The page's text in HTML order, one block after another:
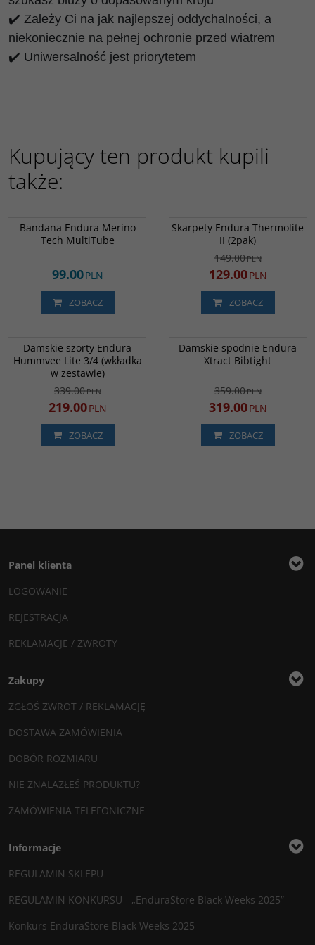
✔️ Zależy Ci na jak najlepszej oddychalności, a
niekoniecznie na pełnej ochronie przed wiatrem
✔️ Uniwersalność jest priorytetem
Kupujący ten produkt kupili
także:
Bandana Endura Merino
Tech MultiTube
99.00PLN
ZOBACZ
PROMOCJA
Skarpety Endura Thermolite
II (2pak)
149.00PLN
129.00PLN
ZOBACZ
PROMOCJA
Damskie szorty Endura
Hummvee Lite 3/4 (wkładka
w zestawie)
339.00PLN
219.00PLN
ZOBACZ
PROMOCJA
Damskie spodnie Endura
Xtract Bibtight
359.00PLN
319.00PLN
ZOBACZ
Panel klienta
LOGOWANIE
REJESTRACJA
REKLAMACJE / ZWROTY
Zakupy
ZGŁOŚ ZWROT / REKLAMACJĘ
DOSTAWA ZAMÓWIENIA
DOBÓR ROZMIARU
NIE ZNALAZŁEŚ PRODUKTU?
ZAMÓWIENIA TELEFONICZNE
Informacje
REGULAMIN SKLEPU
REGULAMIN KONKURSU - „EnduraStore Black Weeks 2025”
Konkurs EnduraStore Black Weeks 2025